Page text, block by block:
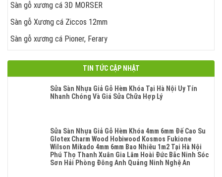
Sàn gỗ xương cá 3D MORSER
Sàn gỗ Xương cá Ziccos 12mm
Sàn gỗ xương cá Pioner, Ferary
TIN TỨC CẬP NHẬT
Sửa Sàn Nhựa Giả Gỗ Hèm Khóa Tại Hà Nội Uy Tín
Nhanh Chóng Và Giá Sửa Chữa Hợp Lý
Luận
Ở
Sửa
Sàn
Nhựa
Sửa Sàn Nhựa Giả Gỗ Hèm Khóa 4mm 6mm Đế Cao Su
Glotex Charm Wood Hobiwood Kosmos Fukione
Wilson Mikado 4mm 6mm Bao Nhiêu 1m2 Tại Hà Nội
Phú Thọ Thanh Xuân Gia Lâm Hoài Đức Bắc Ninh Sóc
Sơn Hải Phòng Đông Anh Quảng Ninh Nghệ An